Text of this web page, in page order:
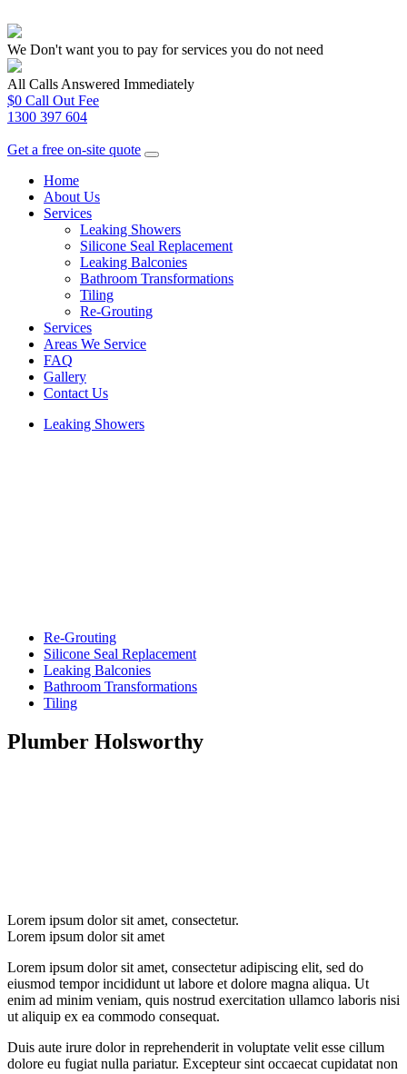
We Don't want you to pay for services you do not need
All Calls Answered Immediately
$0 Call Out Fee
1300 397 604
Get a free on-site quote
Home
About Us
Services
Leaking Showers
Silicone Seal Replacement
Leaking Balconies
Bathroom Transformations
Tiling
Re-Grouting
Services
Areas We Service
FAQ
Gallery
Contact Us
Leaking Showers
Re-Grouting
Silicone Seal Replacement
Leaking Balconies
Bathroom Transformations
Tiling
Plumber Holsworthy
Lorem ipsum dolor sit amet, consectetur.
Lorem ipsum dolor sit amet
Lorem ipsum dolor sit amet, consectetur adipiscing elit, sed do
eiusmod tempor incididunt ut labore et dolore magna aliqua. Ut
enim ad minim veniam, quis nostrud exercitation ullamco laboris nisi
ut aliquip ex ea commodo consequat.
Duis aute irure dolor in reprehenderit in voluptate velit esse cillum
dolore eu fugiat nulla pariatur. Excepteur sint occaecat cupidatat non